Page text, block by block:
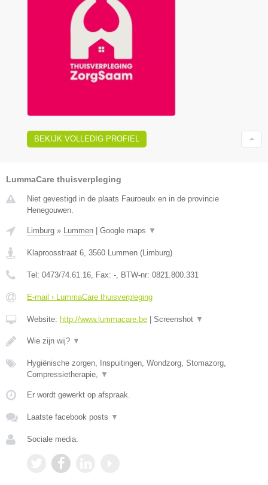
BEKIJK VOLLEDIG PROFIEL
LummaCare thuisverpleging
Niet gevestigd in de plaats Fauroeulx en in de provincie
Henegouwen.
Limburg » Lummen Google maps ▼
Klaproosstraat 6, 3560 Lummen (Limburg)
Tel: 0473/74.61.16, Fax: -, BTW-nr: 0821.800.331
E-mail › LummaCare thuisverpleging
Website: http://www.lummacare.be Screenshot ▼
Wie zijn wij? ▼
Hygiënische zorgen, Inspuitingen, Wondzorg, Stomazorg,
Compressietherapie, ▼
Er wordt gewerkt op afspraak.
Laatste facebook posts ▼
Sociale media: